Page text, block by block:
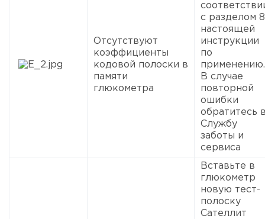
Отсутствуют
коэффициенты
кодовой полоски в
памяти
глюкометра
с разделом 8
настоящей
инструкции
по
применению.
В случае
повторной
ошибки
обратитесь
Службу
заботы и
сервиса
Вставьте в
глюкометр
новую тест-
полоску
Сателлит